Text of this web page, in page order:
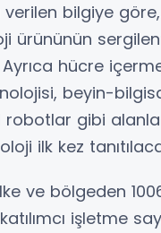
verilen bilgiye
ürününün
hücre
beyin-
robotlar gibi
ilk kez
ve bölgeden
işletme